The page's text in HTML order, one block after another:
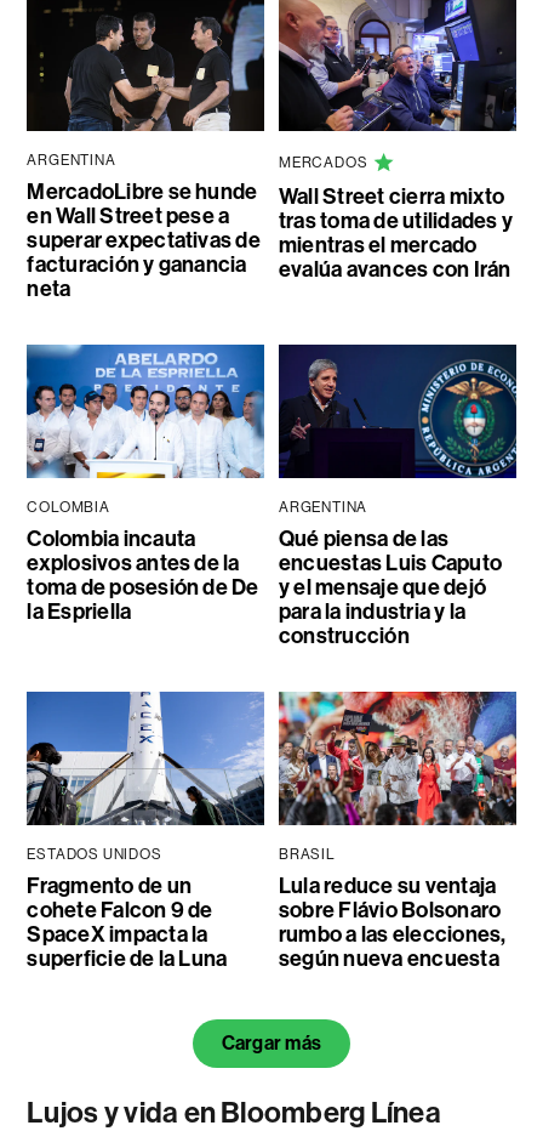
ARGENTINA
MercadoLibre se hunde
en Wall Street pese a
superar expectativas de
facturación y ganancia
neta
MERCADOS
Wall Street cierra mixto
tras toma de utilidades y
mientras el mercado
evalúa avances con Irán
COLOMBIA
Colombia incauta
explosivos antes de la
toma de posesión de De
la Espriella
ARGENTINA
Qué piensa de las
encuestas Luis Caputo
y el mensaje que dejó
para la industria y la
construcción
ESTADOS UNIDOS
Fragmento de un
cohete Falcon 9 de
SpaceX impacta la
superficie de la Luna
BRASIL
Lula reduce su ventaja
sobre Flávio Bolsonaro
rumbo a las elecciones,
según nueva encuesta
Cargar más
Lujos y vida en Bloomberg Línea